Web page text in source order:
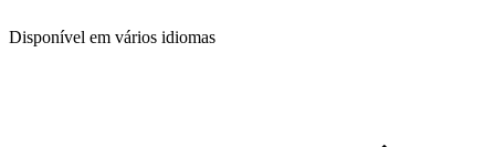
Disponível em vários idiomas